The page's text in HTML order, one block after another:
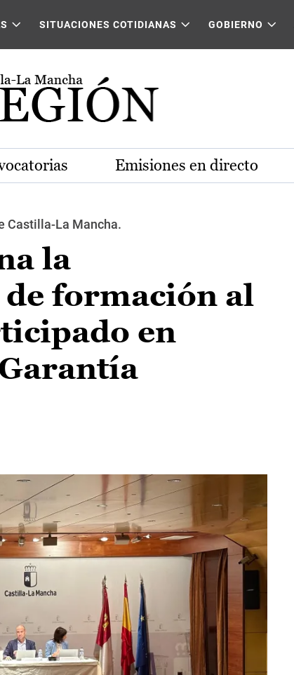
SITUACIONES COTIDIANAS GOBIERNO
Emisiones en directo
Castilla-La Mancha.
la
formación al
en